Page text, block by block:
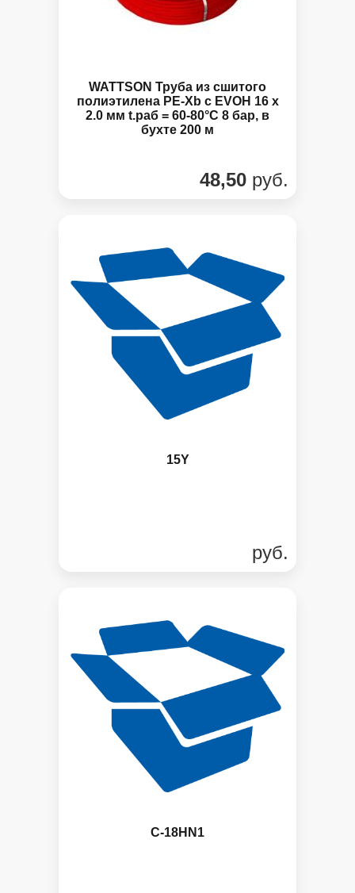
WATTSON Труба из сшитого
полиэтилена PE-Xb с EVOH 16 x
2.0 мм t.раб = 60-80°C 8 бар, в
бухте 200 м
48,50 руб.
15Y
руб.
C-18HN1